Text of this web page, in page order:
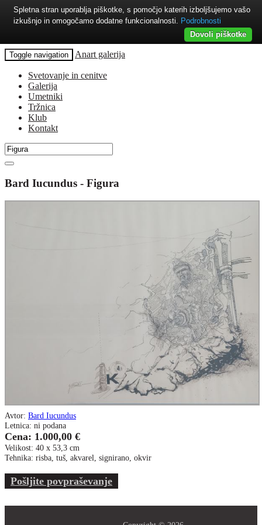
Toggle navigation Anart galerija
Svetovanje in cenitve
Galerija
Umetniki
Tržnica
Klub
Kontakt
Bard Iucundus - Figura
Avtor: Bard Iucundus
Letnica: ni podana
Cena: 1.000,00 €
Velikost: 40 x 53,3 cm
Tehnika: risba, tuš, akvarel, signirano, okvir
Pošljite povpraševanje
Spletna stran uporablja piškotke, s pomočjo katerih izboljšujemo vašo
izkušnjo in omogočamo dodatne funkcionalnosti. Podrobnosti
Dovoli piškotke